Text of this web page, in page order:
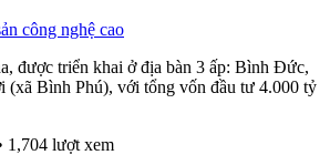
công nghệ cao
được triển khai ở địa bàn 3 ấp: Bình Đức,
Bình Phú), với tổng vốn đầu tư 4.000 tỷ
1,704 lượt xem